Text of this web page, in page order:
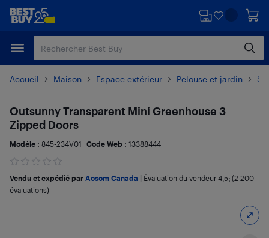
Passer
principal
Passer
Accueil Maison Espace extérieur Pelouse et jardin
Outsunny Transparent Mini Greenhouse 3
Zipped Doors
Modèle : 845-234V01 Code Web : 13388444
Vendu et expédié par Aosom Canada Évaluation du vendeur 4,5; (2 200
évaluations)